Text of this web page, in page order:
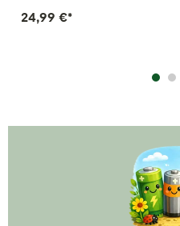
24,99 €*